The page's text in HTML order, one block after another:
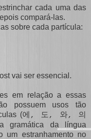
cada uma das
compará-las.
sobre cada partícula:
vai ser essencial.
em relação a essas
possuem usos tão
(에, 도, 와, 의
gramática da língua
um estranhamento no